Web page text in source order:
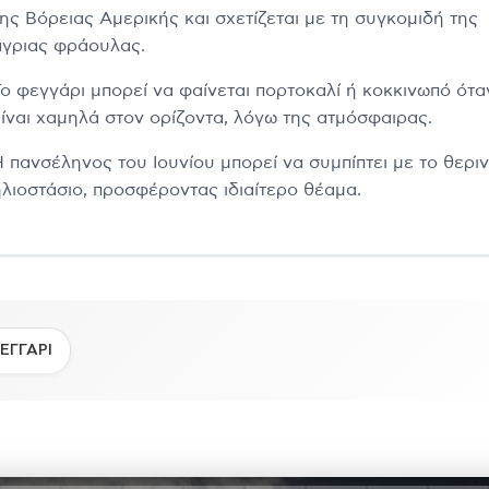
Βόρειας Αμερικής και σχετίζεται με τη συγκομιδή της
φράουλας.
φεγγάρι μπορεί να φαίνεται πορτοκαλί ή κοκκινωπό
χαμηλά στον ορίζοντα, λόγω της ατμόσφαιρας.
πανσέληνος του Ιουνίου μπορεί να συμπίπτει με το
προσφέροντας ιδιαίτερο θέαμα.